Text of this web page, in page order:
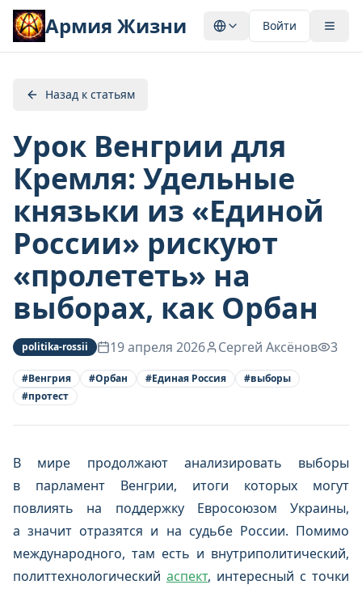
Армия Жизни Войти
Назад к статьям
Урок Венгрии для
Кремля: Удельные
князьки из «Единой
России» рискуют
«пролететь» на
выборах, как Орбан
politika-rossii 19 апреля 2026 Сергей Аксёнов 3
#Венгрия #Орбан #Единая Россия #выборы
#протест
В мире продолжают анализировать выборы
в парламент Венгрии, итоги которых могут
повлиять на поддержку Евросоюзом Украины,
а значит отразятся и на судьбе России. Помимо
международного, там есть и внутриполитический,
политтехнологический аспект, интересный с точки